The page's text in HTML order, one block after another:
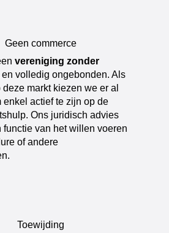
Geen commerce
vereniging zonder
volledig ongebonden. Als
markt kiezen we er al
actief te zijn op de
Ons juridisch advies
functie van het willen voeren
of andere
Toewijding